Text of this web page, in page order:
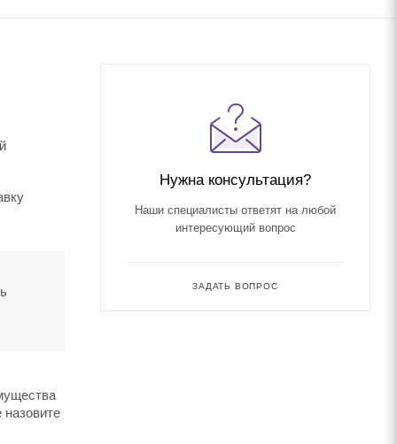
Нужна консультация?
Наши специалисты ответят на любой
интересующий вопрос
ЗАДАТЬ ВОПРОС